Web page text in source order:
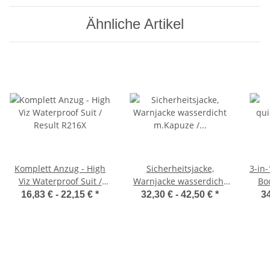
Ähnliche Artikel
Komplett Anzug - High
Viz Waterproof Suit /
Result R216X
16,83 € - 22,15 € *
Sicherheitsjacke,
Warnjacke wasserdicht
m.Kapuze / Result R018X
32,30 € - 42,50 € *
3-in-